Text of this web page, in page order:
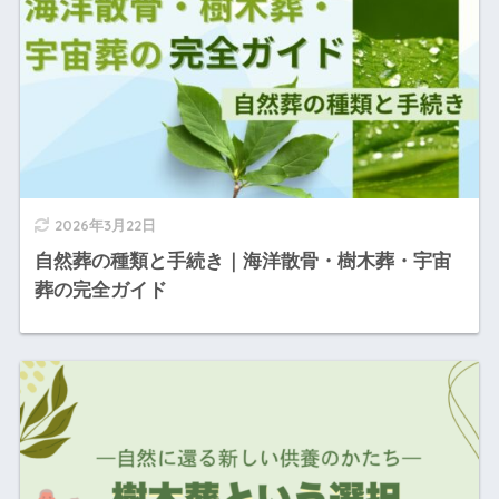
2026年3月22日
自然葬の種類と手続き｜海洋散骨・樹木葬・宇宙
葬の完全ガイド